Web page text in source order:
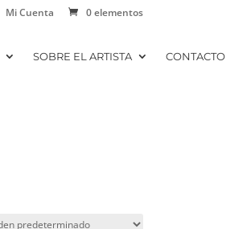
Mi Cuenta 0 elementos
SOBRE EL ARTISTA CONTACTO